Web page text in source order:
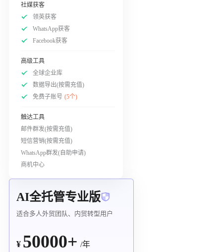
社媒获客
领英获客
WhatsApp获客
Facebook获客
高级工具
全球企业库
数据导出(按需充值)
免费子账号 (5个)
触达工具
邮件群发(按需充值)
短信营销(按需充值)
WhatsApp群发(自助申请)
商机中心
AI全托管专业版
适合多人外贸团队、内贸转型用户
¥ 50000+ /年